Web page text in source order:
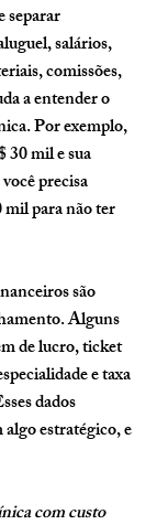
separar
salários,
comissões,
a entender o
Por exemplo,
30 mil e sua
precisa
para não ter
são
Alguns
de lucro, ticket
e taxa
dados
estratégico, e
com custo